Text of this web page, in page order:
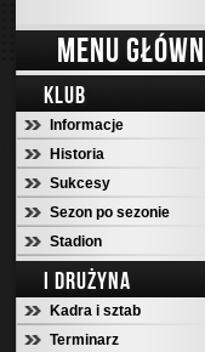
MENU
KLUB
Informacje
Historia
Sukcesy
Sezon po sezonie
Stadion
I DRUŻYNA
Kadra i sztab
Terminarz